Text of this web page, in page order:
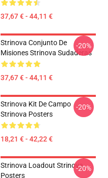
37,67 € - 44,11 €
Strinova Conjunto De
Misiones Strinova Sudaderas
37,67 € - 44,11 €
-20%
Strinova Kit De Campo
Strinova Posters
18,21 € - 42,22 €
-20%
Strinova Loadout Strinova
Posters
-20%